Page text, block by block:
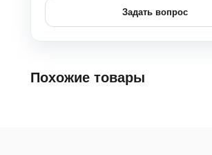
Задать вопрос
Похожие товары